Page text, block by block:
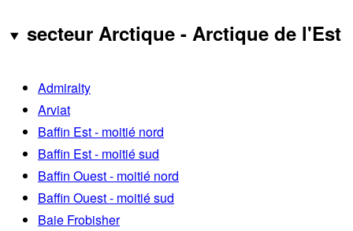
secteur Arctique - Arctique de l'Est
Admiralty
Arviat
Baffin Est - moitié nord
Baffin Est - moitié sud
Baffin Ouest - moitié nord
Baffin Ouest - moitié sud
Baie Frobisher